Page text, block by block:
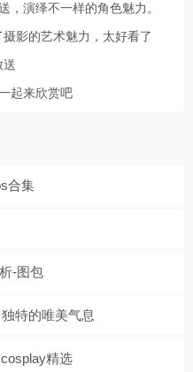
，演绎不一样的角色魅力。
影的艺术魅力，太好看了
送
起来欣赏吧
合集
-图包
特的唯美气息
精选